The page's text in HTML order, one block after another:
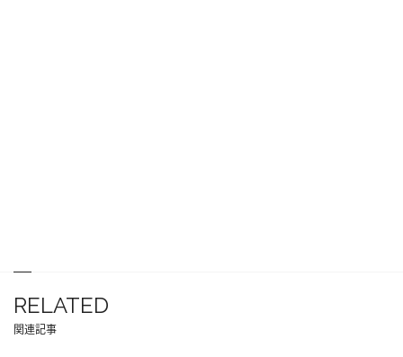
RELATED
関連記事